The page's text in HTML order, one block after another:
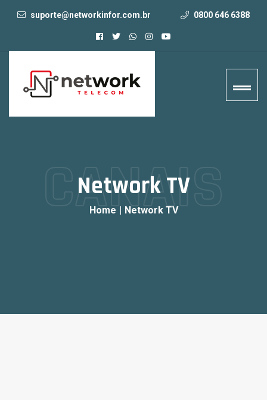
suporte@networkinfor.com.br 0800 646 6388
Network TV
Home | Network TV
CANAIS